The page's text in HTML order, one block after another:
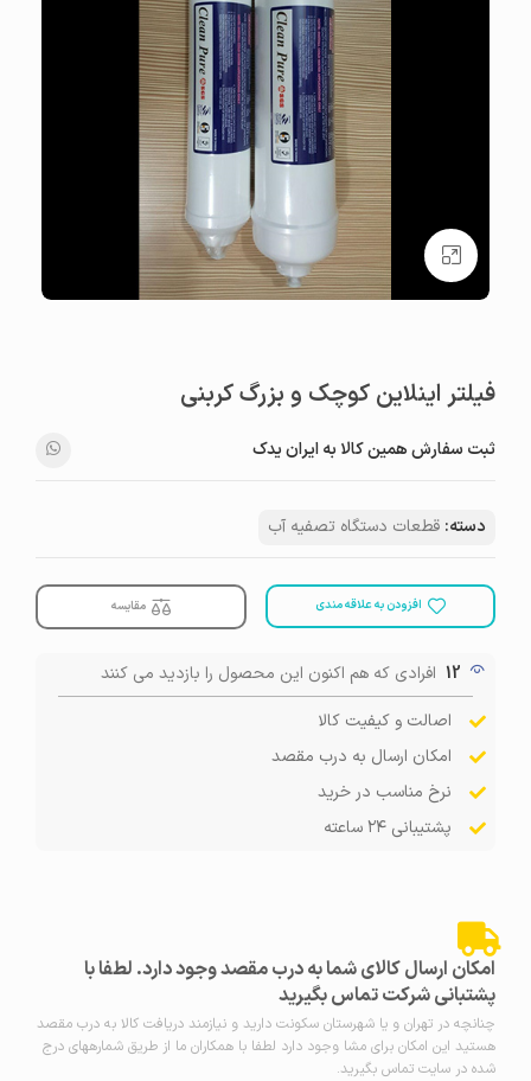
بزرگنمایی تصویر
فیلتر اینلاین کوچک و بزرگ کربنی
ثبت سفارش همین کالا به ایران یدک
دسته: قطعات دستگاه تصفیه آب
افزودن به علاقه مندی مقایسه
12 افرادی که هم اکنون این محصول را بازدید می کنند
اصالت و کیفیت کالا
امکان ارسال به درب مقصد
نرخ مناسب در خرید
پشتیبانی ۲۴ ساعته
امکان ارسال کالای شما به درب مقصد وجود دارد. لطفا با
پشتبانی شرکت تماس بگیرید
چنانچه در تهران و یا شهرستان سکونت دارید و نیازمند دریافت کالا به درب مقصد
هستید این امکان برای مشا وجود دارد لطفا با همکاران ما از طریق شمارههای درج
شده در سایت تماس بگیرید.